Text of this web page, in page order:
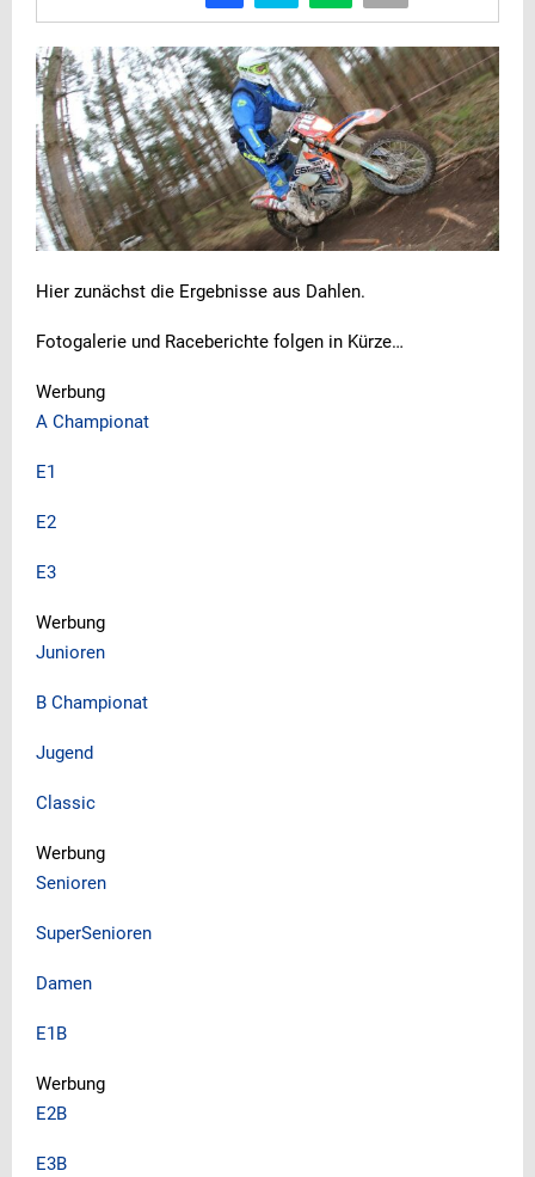
Hier zunächst die Ergebnisse aus Dahlen.
Fotogalerie und Raceberichte folgen in Kürze…
Werbung
A Championat
E1
E2
E3
Werbung
Junioren
B Championat
Jugend
Classic
Werbung
Senioren
SuperSenioren
Damen
E1B
Werbung
E2B
E3B